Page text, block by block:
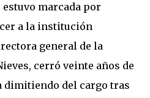
marcada por
a la institución
general de la
cerró veinte años de
dimitiendo del cargo tras